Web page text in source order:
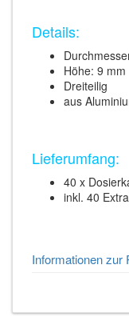
Details:
Höhe: 9 mm
Dreiteilig
aus
Lieferumfang:
40 x
inkl. 40
Informationen zur